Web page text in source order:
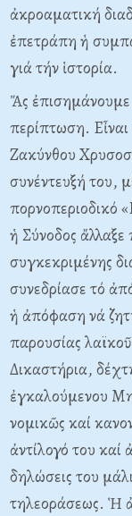
ἀκροαματική
ἐπετράπη ἡ
γιά τήν ἱστορία.
Ἄς
περίπτωση.
Zακύνθου
συνέντευξή του,
πορνοπεριοδικό
ἡ Σύνοδος
συγκεκριμένης
συνεδρίασε τό
ἡ ἀπόφαση νά
παρουσίας
Δικαστήρια,
ἐγκαλούμενου
νομικῶς καί
ἀντίλογό του
δηλώσεις του
τηλεοράσεως. Ἡ